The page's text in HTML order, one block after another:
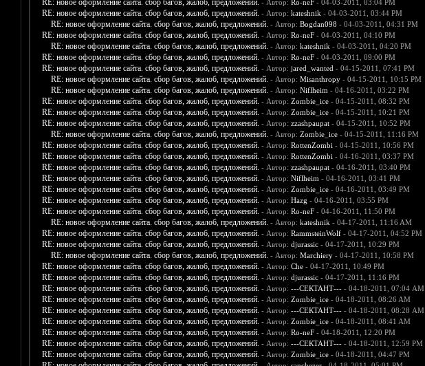
RE: новое оформление сайта. сбор багов, жалоб, предложений. - Автор: Ro-neF- 04-03-2011, 03:04 PM
RE: новое оформление сайта. сбор багов, жалоб, предложений. - Автор: kateshnik - 04-03-2011, 03:44 PM
RE: новое оформление сайта. сбор багов, жалоб, предложений. - Автор: Bogdan098 - 04-03-2011, 04:31 PM
RE: новое оформление сайта. сбор багов, жалоб, предложений. - Автор: Ro-neF- 04-03-2011, 04:10 PM
RE: новое оформление сайта. сбор багов, жалоб, предложений. - Автор: kateshnik - 04-03-2011, 04:20 PM
RE: новое оформление сайта. сбор багов, жалоб, предложений. - Автор: Ro-neF- 04-03-2011, 09:00 PM
RE: новое оформление сайта. сбор багов, жалоб, предложений. - Автор: jared_wanted - 04-15-2011, 07:41 PM
RE: новое оформление сайта. сбор багов, жалоб, предложений. - Автор: Misanthropy- 04-15-2011, 10:15 PM
RE: новое оформление сайта. сбор багов, жалоб, предложений. - Автор: Niflheim - 04-16-2011, 03:22 PM
RE: новое оформление сайта. сбор багов, жалоб, предложений. - Автор: Zombie_ice- 04-15-2011, 08:32 PM
RE: новое оформление сайта. сбор багов, жалоб, предложений. - Автор: Zombie_ice- 04-15-2011, 10:21 PM
RE: новое оформление сайта. сбор багов, жалоб, предложений. - Автор: zzashpaupat- 04-15-2011, 10:52 PM
RE: новое оформление сайта. сбор багов, жалоб, предложений. - Автор: Zombie_ice- 04-15-2011, 11:16 PM
RE: новое оформление сайта. сбор багов, жалоб, предложений. - Автор: RottenZombi - 04-15-2011, 10:56 PM
RE: новое оформление сайта. сбор багов, жалоб, предложений. - Автор: RottenZombi - 04-16-2011, 03:37 PM
RE: новое оформление сайта. сбор багов, жалоб, предложений. - Автор: zzashpaupat- 04-16-2011, 03:40 PM
RE: новое оформление сайта. сбор багов, жалоб, предложений. - Автор: Niflheim - 04-16-2011, 03:41 PM
RE: новое оформление сайта. сбор багов, жалоб, предложений. - Автор: Zombie_ice- 04-16-2011, 03:49 PM
RE: новое оформление сайта. сбор багов, жалоб, предложений. - Автор: Hazg - 04-16-2011, 03:55 PM
RE: новое оформление сайта. сбор багов, жалоб, предложений. - Автор: Ro-neF- 04-16-2011, 11:50 PM
RE: новое оформление сайта. сбор багов, жалоб, предложений. - Автор: kateshnik - 04-17-2011, 11:16 AM
RE: новое оформление сайта. сбор багов, жалоб, предложений. - Автор: RammsteinWolf- 04-17-2011, 04:52 PM
RE: новое оформление сайта. сбор багов, жалоб, предложений. - Автор: djurassic- 04-17-2011, 10:29 PM
RE: новое оформление сайта. сбор багов, жалоб, предложений. - Автор: Marchiery- 04-17-2011, 10:58 PM
RE: новое оформление сайта. сбор багов, жалоб, предложений. - Автор: Che- 04-17-2011, 10:49 PM
RE: новое оформление сайта. сбор багов, жалоб, предложений. - Автор: djurassic- 04-17-2011, 11:16 PM
RE: новое оформление сайта. сбор багов, жалоб, предложений. - Автор: ---СЕКТАНТ---- 04-18-2011, 07:04 AM
RE: новое оформление сайта. сбор багов, жалоб, предложений. - Автор: Zombie_ice- 04-18-2011, 08:26 AM
RE: новое оформление сайта. сбор багов, жалоб, предложений. - Автор: ---СЕКТАНТ---- 04-18-2011, 08:28 AM
RE: новое оформление сайта. сбор багов, жалоб, предложений. - Автор: Zombie_ice- 04-18-2011, 08:41 AM
RE: новое оформление сайта. сбор багов, жалоб, предложений. - Автор: Ro-neF- 04-18-2011, 12:20 PM
RE: новое оформление сайта. сбор багов, жалоб, предложений. - Автор: ---СЕКТАНТ---- 04-18-2011, 12:59 PM
RE: новое оформление сайта. сбор багов, жалоб, предложений. - Автор: Zombie_ice- 04-18-2011, 04:47 PM